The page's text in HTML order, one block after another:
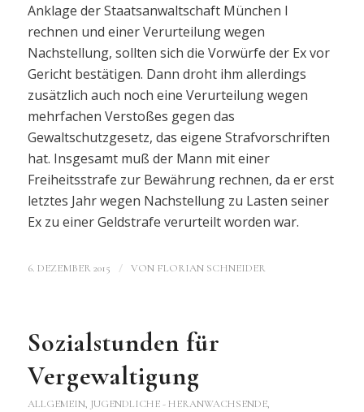
Anklage der Staatsanwaltschaft München I
rechnen und einer Verurteilung wegen
Nachstellung, sollten sich die Vorwürfe der Ex vor
Gericht bestätigen. Dann droht ihm allerdings
zusätzlich auch noch eine Verurteilung wegen
mehrfachen Verstoßes gegen das
Gewaltschutzgesetz, das eigene Strafvorschriften
hat. Insgesamt muß der Mann mit einer
Freiheitsstrafe zur Bewährung rechnen, da er erst
letztes Jahr wegen Nachstellung zu Lasten seiner
Ex zu einer Geldstrafe verurteilt worden war.
6. DEZEMBER 2015 / VON FLORIAN SCHNEIDER
Sozialstunden für
Vergewaltigung
ALLGEMEIN, JUGENDLICHE - HERANWACHSENDE,